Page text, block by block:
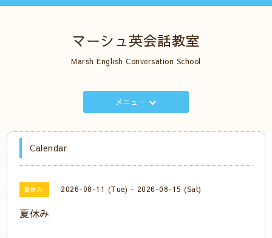
マーシュ英会話教室
Marsh English Conversation School
メニュー
Calendar
夏休み 2026-08-11 (Tue) - 2026-08-15 (Sat)
夏休み